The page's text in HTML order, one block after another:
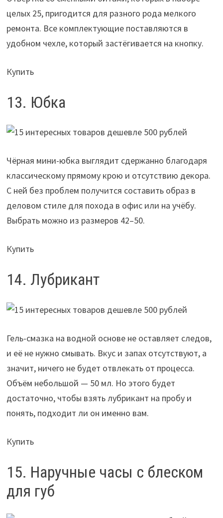
целых 25, пригодится для разного рода мелкого
ремонта. Все комплектующие поставляются в
удобном чехле, который застёгивается на кнопку.
Купить
13. Юбка
Чёрная мини-юбка выглядит сдержанно благодаря
классическому прямому крою и отсутствию декора.
С ней без проблем получится составить образ в
деловом стиле для похода в офис или на учёбу.
Выбрать можно из размеров 42–50.
Купить
14. Лубрикант
Гель-смазка на водной основе не оставляет следов,
и её не нужно смывать. Вкус и запах отсутствуют, а
значит, ничего не будет отвлекать от процесса.
Объём небольшой — 50 мл. Но этого будет
достаточно, чтобы взять лубрикант на пробу и
понять, подходит ли он именно вам.
Купить
15. Наручные часы с блеском
для губ